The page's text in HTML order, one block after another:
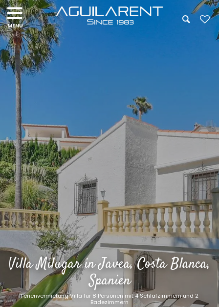
Villa Milugar in Javea, Costa Blanca,
Spanien
Ferienvermietung Villa für 8 Personen mit 4 Schlafzimmern und 2
Badezimmern